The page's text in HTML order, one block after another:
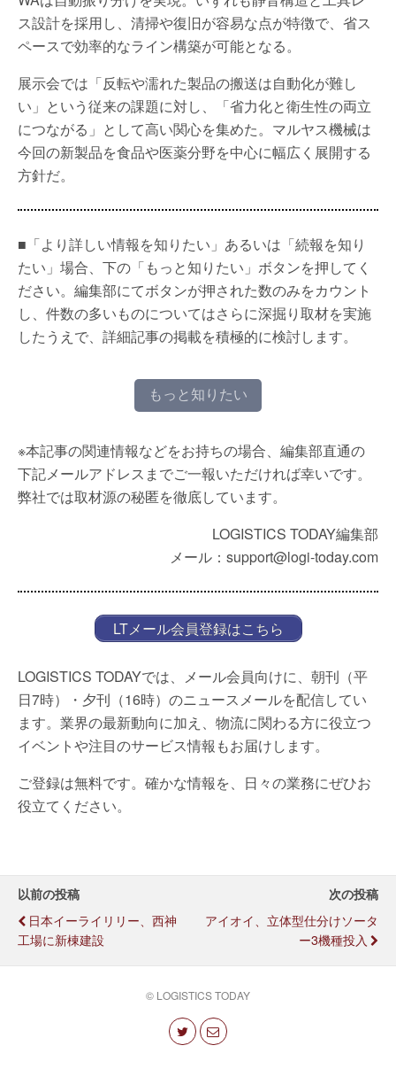
ス設計を採用し、清掃や復旧が容易な点が特徴で、省ス
ペースで効率的なライン構築が可能となる。
展示会では「反転や濡れた製品の搬送は自動化が難し
い」という従来の課題に対し、「省力化と衛生性の両立
につながる」として高い関心を集めた。マルヤス機械は
今回の新製品を食品や医薬分野を中心に幅広く展開する
方針だ。
■「より詳しい情報を知りたい」あるいは「続報を知り
たい」場合、下の「もっと知りたい」ボタンを押してく
ださい。編集部にてボタンが押された数のみをカウント
し、件数の多いものについてはさらに深掘り取材を実施
したうえで、詳細記事の掲載を積極的に検討します。
もっと知りたい
※本記事の関連情報などをお持ちの場合、編集部直通の
下記メールアドレスまでご一報いただければ幸いです。
弊社では取材源の秘匿を徹底しています。
LOGISTICS TODAY編集部
メール：support@logi-today.com
LTメール会員登録はこちら
LOGISTICS TODAYでは、メール会員向けに、朝刊（平
日7時）・夕刊（16時）のニュースメールを配信してい
ます。業界の最新動向に加え、物流に関わる方に役立つ
イベントや注目のサービス情報もお届けします。
ご登録は無料です。確かな情報を、日々の業務にぜひお
役立てください。
以前の投稿
日本イーライリリー、西神
工場に新棟建設
次の投稿
アイオイ、立体型仕分けソータ
ー3機種投入
© LOGISTICS TODAY